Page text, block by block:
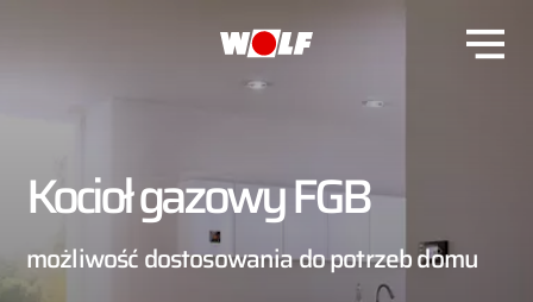
Kocioł gazowy FGB
możliwość dostosowania do potrzeb domu